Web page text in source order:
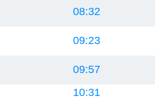
08:32
09:23
09:57
10:31